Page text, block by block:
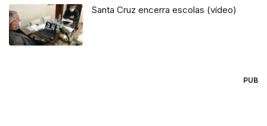
Santa Cruz encerra escolas (vídeo)
PUB